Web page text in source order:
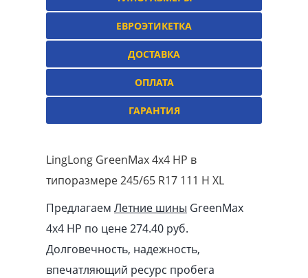
ЕВРОЭТИКЕТКА
ДОСТАВКА
ОПЛАТА
ГАРАНТИЯ
LingLong GreenMax 4x4 HP в
типоразмере 245/65 R17 111 H XL
Предлагаем Летние шины GreenMax
4x4 HP по цене 274.40 pуб.
Долговечность, надежность,
впечатляющий ресурс пробега